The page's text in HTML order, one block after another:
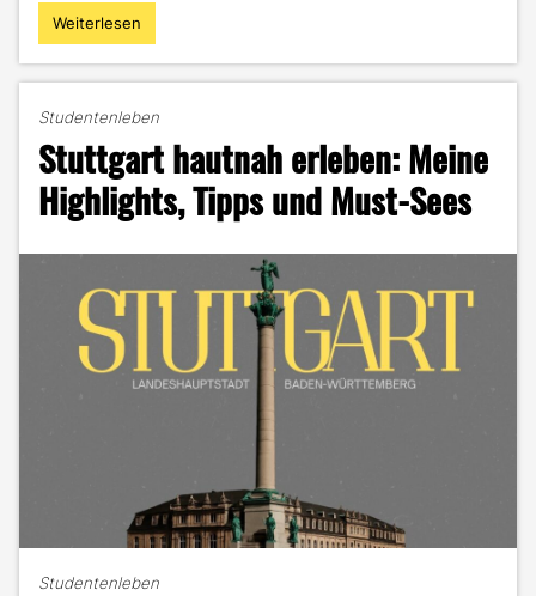
"Zwischen
Vorlesung
Die
besten
Partys
Events
für
Offenburg!"
Weiterlesen
Studentenleben
Stuttgart hautnah erleben: Meine
Highlights, Tipps und Must-Sees
Studentenleben